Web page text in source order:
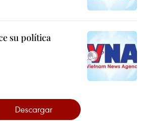
su política
Descargar